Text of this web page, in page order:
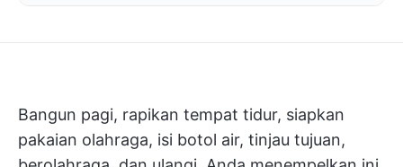
Bangun pagi, rapikan tempat tidur, siapkan
pakaian olahraga, isi botol air, tinjau tujuan,